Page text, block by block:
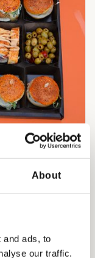
About
and ads, to
our traffic.